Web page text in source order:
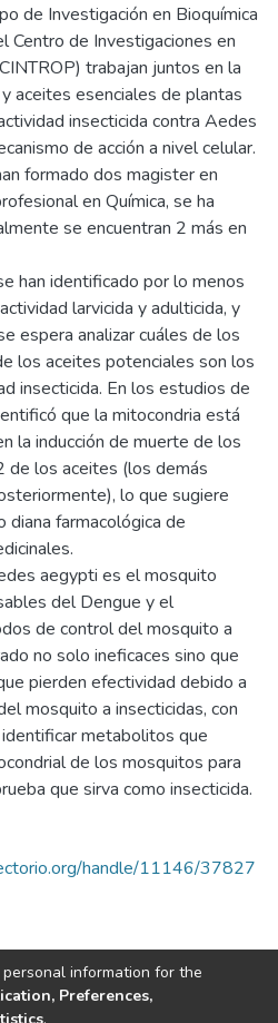
de Investigación en Bioquímica
Centro de Investigaciones en
trabajan juntos en la
aceites esenciales de plantas
insecticida contra Aedes
de acción a nivel celular.
formado dos magister en
en Química, se ha
se encuentran 2 más en
han identificado por lo menos
larvicida y adulticida, y
espera analizar cuáles de los
los aceites potenciales son los
insecticida. En los estudios de
que la mitocondria está
la inducción de muerte de los
de los aceites (los demás
lo que sugiere
diana farmacológica de
aegypti es el mosquito
del Dengue y el
de control del mosquito a
no solo ineficaces sino que
pierden efectividad debido a
mosquito a insecticidas, con
metabolitos que
de los mosquitos para
que sirva como insecticida.
handle/11146/37827
information for the
Preferences,